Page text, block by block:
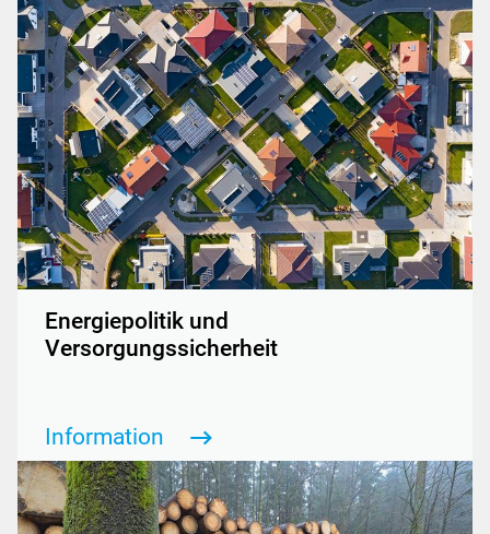
Energiepolitik und
Versorgungssicherheit
Information